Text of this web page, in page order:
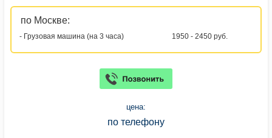
по Москве:
- Грузовая машина (на 3 часа) 1950 - 2450 руб.
цена:
по телефону